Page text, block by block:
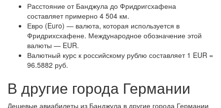
Расстояние от Банджула до Фридригсхафена
составляет примерно 4 504 км.
Евро (Euro) — валюта, которая используется в
Фридрихсхафене. Международное обозначение этой
валюты — EUR.
Валютный курс к российскому рублю составляет 1 EUR =
96.5882 руб.
В другие города Германии
Дешевые авиабилеты из Банджула в другие города Германии